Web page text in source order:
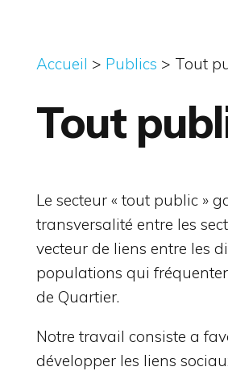
Accueil > Publics > Tout
Tout
Le secteur « tout public »
transversalité entre les
vecteur de liens entre les
populations qui
de Quartier.
Notre travail consiste a
développer les liens